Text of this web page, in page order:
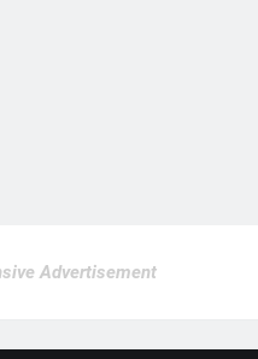
Advertisement